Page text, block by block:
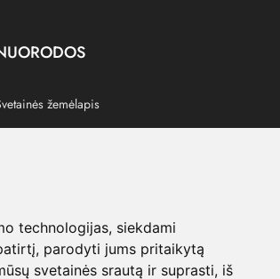
technologijas, siekdami
parodyti jums pritaikytą
svetainės srautą ir suprasti, iš
žemėlapis